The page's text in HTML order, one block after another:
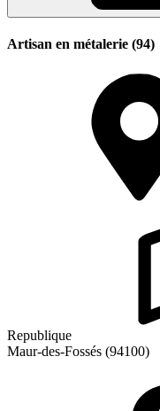
Artisan en métalerie (94)
Republique
Maur-des-Fossés (94100)